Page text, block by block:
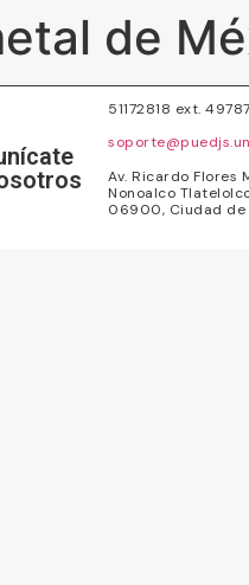
de
51172818 ext. 49787
Av. Ricardo Flores
Nonoalco
06900, Ciudad de